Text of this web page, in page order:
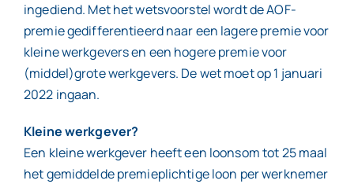
ingediend. Met het wetsvoorstel wordt de AOF-
premie gedifferentieerd naar een lagere premie voor
kleine werkgevers en een hogere premie voor
(middel)grote werkgevers. De wet moet op 1 januari
2022 ingaan.
Kleine werkgever?
Een kleine werkgever heeft een loonsom tot 25 maal
het gemiddelde premieplichtige loon per werknemer